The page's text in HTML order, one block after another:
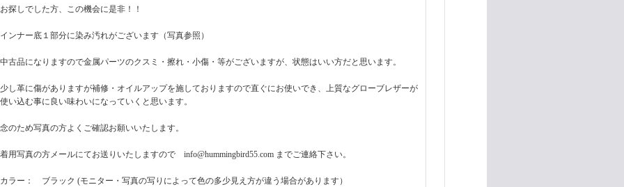
お探しでした方、この機会に是非！！
インナー底１部分に染み汚れがございます（写真参照）
中古品になりますので金属パーツのクスミ・擦れ・小傷・等がございますが、状態はいい方だと思います。
少し革に傷がありますが補修・オイルアップを施しておりますので直ぐにお使いでき、上質なグローブレザーが
使い込む事に良い味わいになっていくと思います。
念のため写真の方よくご確認お願いいたします。
着用写真の方メールにてお送りいたしますので info@hummingbird55.com までご連絡下さい。
カラー： ブラック (モニター・写真の写りによって色の多少見え方が違う場合があります）